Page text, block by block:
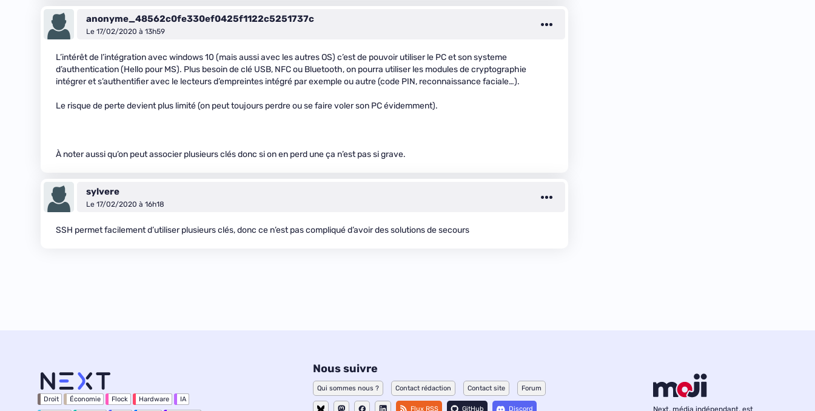
anonyme_48562c0fe330ef0425f1122c5251737c
Le 17/02/2020 à 13h59
L’intérêt de l’intégration avec windows 10 (mais aussi avec les autres OS) c’est de pouvoir utiliser le PC et son systeme
d’authentication (Hello pour MS). Plus besoin de clé USB, NFC ou Bluetooth, on pourra utiliser les modules de cryptographie
intégrer et s’authentifier avec le lecteurs d’empreintes intégré par exemple ou autre (code PIN, reconnaissance faciale…).
Le risque de perte devient plus limité (on peut toujours perdre ou se faire voler son PC évidemment).
À noter aussi qu’on peut associer plusieurs clés donc si on en perd une ça n’est pas si grave.
sylvere
Le 17/02/2020 à 16h18
SSH permet facilement d’utiliser plusieurs clés, donc ce n’est pas compliqué d’avoir des solutions de secours
Droit Économie Flock Hardware IA
Nous suivre
Qui sommes nous ? Contact rédaction Contact site Forum
Flux RSS GitHub Discord Next, média indépendant, est